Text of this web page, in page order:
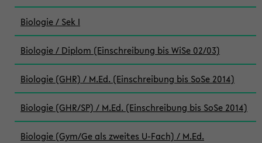
Biologie / Sek I
Biologie / Diplom (Einschreibung bis WiSe 02/03)
Biologie (GHR) / M.Ed. (Einschreibung bis SoSe 2014)
Biologie (GHR/SP) / M.Ed. (Einschreibung bis SoSe 2014)
Biologie (Gym/Ge als zweites U-Fach) / M.Ed.